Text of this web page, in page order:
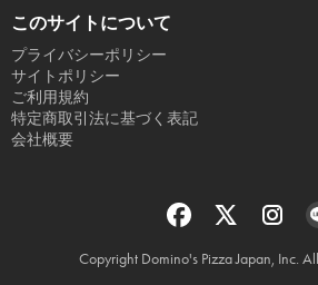
このサイトについて
プライバシーポリシー
サイトポリシー
ご利用規約
特定商取引法に基づく表記
会社概要
Copyright Domino's Pizza Japan, Inc.